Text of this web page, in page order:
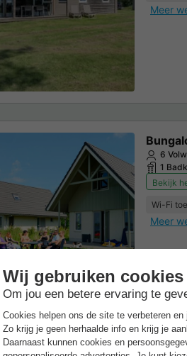
Meer
6
1
Bekijk
Wi-Fi
Meer